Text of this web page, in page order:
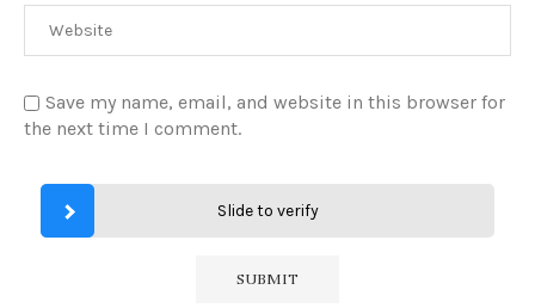
Save my name, email, and website in this browser for
the next time I comment.
Slide to verify